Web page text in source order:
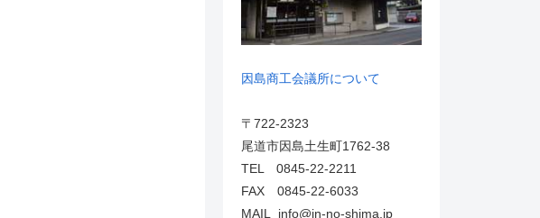
因島商工会議所について
〒722-2323
尾道市因島土生町1762-38
TEL 0845-22-2211
FAX 0845-22-6033
MAIL info@in-no-shima.jp